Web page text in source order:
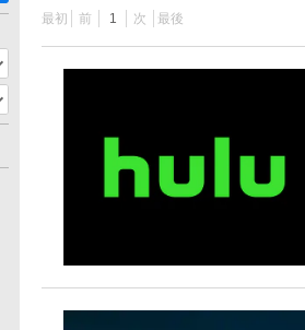
最初 前 1 次 最後